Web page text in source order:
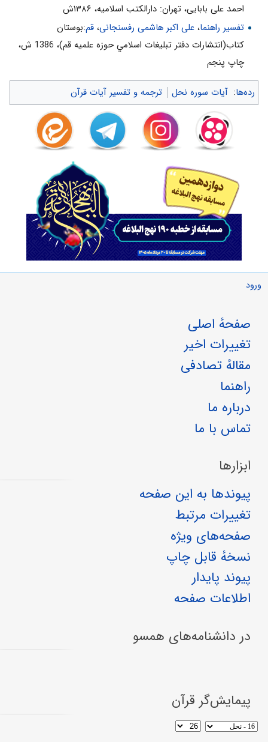
احمد علی بابایی، تهران: دارالکتب اسلامیه، ۱۳۸۶ش
تفسیر راهنما، علی اکبر هاشمی رفسنجانی، قم:بوستان
كتاب(انتشارات دفتر تبليغات اسلامي حوزه علميه قم)، 1386 ش‌،
چاپ پنجم‌
رده‌ها: آیات سوره نحل ترجمه و تفسیر آیات قرآن
ورود
صفحهٔ اصلی
تغییرات اخیر
مقالهٔ تصادفی
راهنما
درباره ما
تماس با ما
ابزارها
پیوندها به این صفحه
تغییرات مرتبط
صفحه‌های ویژه
نسخهٔ قابل چاپ
پیوند پایدار
اطلاعات صفحه
در دانشنامه‌های همسو
پیمایش‌گر قرآن